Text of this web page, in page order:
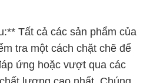
Tất cả các sản phẩm của
tra một cách chặt chẽ để
ứng hoặc vượt qua các